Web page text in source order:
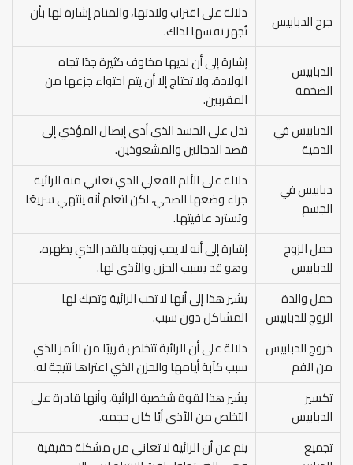
جرح الدبابيس
دلالة على اقتراب ولادتها، والمنام إشارة لها بأن
تُجهز نفسها لذلك.
الدبابيس
الضخمة
إشارة إلى أن لديها مخاوف كثيرة جدًا تجاه
الولادة، ولا تحتاج إلا أن يتم احتواء جزعها من
المقربين.
الدبابيس في
الدمية
تدل على الحسد الذي أدى إيصال المؤذي إلى
قصد الدجالين والمشعوذين.
دبابيس في
الجسم
دلالة على الألم الفعلي الذي تعاني منه الرائية
جراء وضعها الصحي، لكن لتعلم أنه ينتهي سريعًا
وتسترد عافيتها.
حمل الزوج
للدبابيس
إشارة إلى أنه لا يحب زوجته بالقدر الذي يظهره،
وهو قد يسبب الحزن والأذى لها.
حمل والدة
الزوج للدبابيس
يشير هذا إلى أنها لا تحب الرائية وتحيك لها
المشاكل دون سبب.
خروج الدبابيس
من الفم
دلالة على أن الرائية تتخلص قريبًا من الأمر الذي
سبب كآبة أيامها والحزن الذي اعتراها نتيجة له.
تكسير
الدبابيس
يشير هذا لقوة شخصية الرائية، وأنها قادرة على
التخلص من الأذى أيًا كان حجمه.
تجميع
ينم عن أن الرائية لا تعاني من مشكلة حقيقية